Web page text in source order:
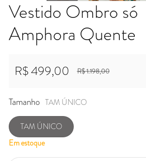
Vestido Ombro só
Amphora Quente
Preço promocional
R$ 499,00
Preço normal R$ 1.198,00
Tamanho TAM ÚNICO
TAM ÚNICO
Em estoque